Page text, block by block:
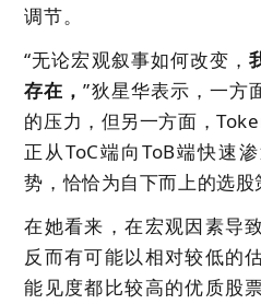
调节。
“无论宏观叙事如何改变，
存在 ，”狄星华表示，一方
的压力，但另一方面，
正从ToC端向ToB端快速
势，恰恰为自下而上的选股
在她看来，在宏观因素导
反而有可能以相对较低的
能见度都比较高的优质股